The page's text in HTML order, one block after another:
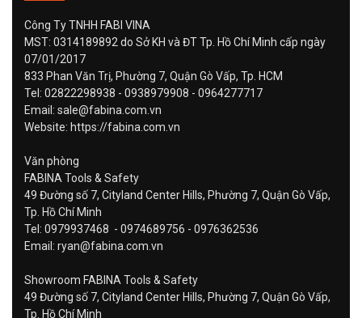
Công Ty TNHH FABI VINA
MST: 0314189892 do Sở KH và ĐT Tp. Hồ Chí Minh cấp ngày
07/01/2017
833 Phan Văn Trị, Phường 7, Quận Gò Vấp, Tp. HCM
Tel: 02822298938 - 0938979908 - 0964277717
Email: sale@fabina.com.vn
Website: https://fabina.com.vn
Văn phòng
FABINA Tools & Safety
49 Đường số 7, Cityland Center Hills, Phường 7, Quận Gò Vấp,
Tp. Hồ Chí Minh
Tel: 0979937468 - 0974689756 - 0976362536
Email: ryan@fabina.com.vn
Showroom FABINA Tools & Safety
49 Đường số 7, Cityland Center Hills, Phường 7, Quận Gò Vấp,
Tp. Hồ Chí Minh